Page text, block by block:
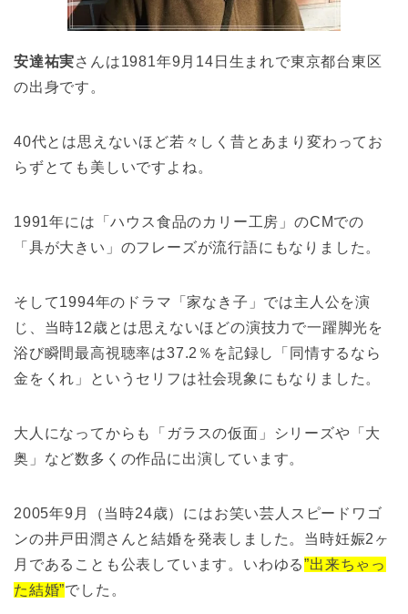
安達祐実さんは1981年9月14日生まれで東京都台東区
の出身です。
40代とは思えないほど若々しく昔とあまり変わってお
らずとても美しいですよね。
1991年には「ハウス食品のカリー工房」のCMでの
「具が大きい」のフレーズが流行語にもなりました。
そして1994年のドラマ「家なき子」では主人公を演
じ、当時12歳とは思えないほどの演技力で一躍脚光を
浴び瞬間最高視聴率は37.2％を記録し「同情するなら
金をくれ」というセリフは社会現象にもなりました。
大人になってからも「ガラスの仮面」シリーズや「大
奥」など数多くの作品に出演しています。
2005年9月（当時24歳）にはお笑い芸人スピードワゴ
ンの井戸田潤さんと結婚を発表しました。当時妊娠2ヶ
月であることも公表しています。いわゆる”出来ちゃっ
た結婚”でした。